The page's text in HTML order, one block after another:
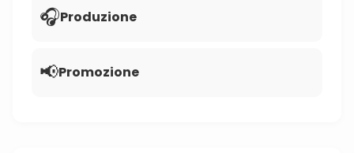
🎧Produzione
📢Promozione